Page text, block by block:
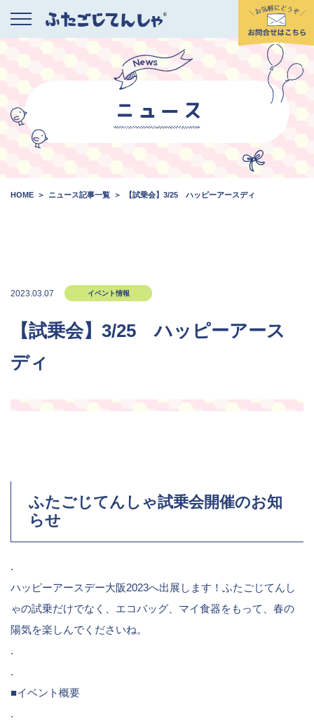
HOME ニュース記事一覧 【試乗会】3/25 ハッピーアースディ
2023.03.07 イベント情報
【試乗会】3/25 ハッピーアース
ディ
ふたごじてんしゃ試乗会開催のお知
らせ
.
ハッピーアースデー大阪2023へ出展します！ふたごじてんし
ゃの試乗だけでなく、エコバッグ、マイ食器をもって、春の
陽気を楽しんでくださいね。
.
.
■イベント概要
.